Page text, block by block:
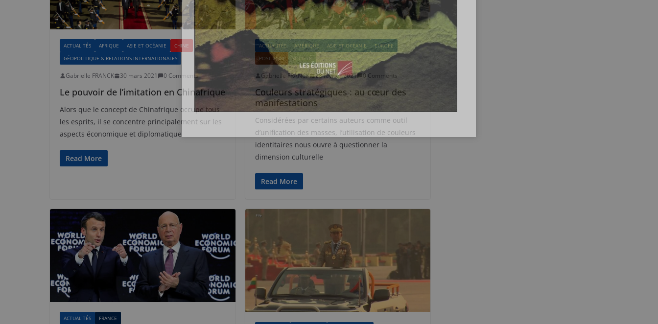
ACTUALITÉS AFRIQUE ASIE ET OCÉANIE
CHINE
GÉOPOLITIQUE & RELATIONS INTERNATIONALES
Gabrielle FRANCK 30 mars 2021 0 Comments
Le pouvoir de l’imitation en Chinafrique
Alors que le concept de Chinafrique occupe tous
les esprits, il se concentre principalement sur les
aspects économique et diplomatique
Read More
ACTUALITÉS AMÉRIQUE ASIE ET OCÉANIE
EUROPE
POST 2000
SOCIÉTÉ
Gabrielle FRANCK 28 février 2021 0 Comments
Couleurs stratégiques : au cœur des
manifestations
Considérées par certains auteurs comme outil
d’unification des masses, l’utilisation de couleurs
identitaires nous ouvre à questionner la
dimension culturelle
Read More
ACTUALITÉS
FRANCE